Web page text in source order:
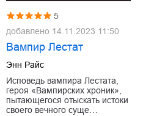
5
добавлено 14.11.2023 11:50
Вампир Лестат
Энн Райс
Исповедь вампира Лестата,
героя «Вампирских хроник»,
пытающегося отыскать истоки
своего вечного суще…